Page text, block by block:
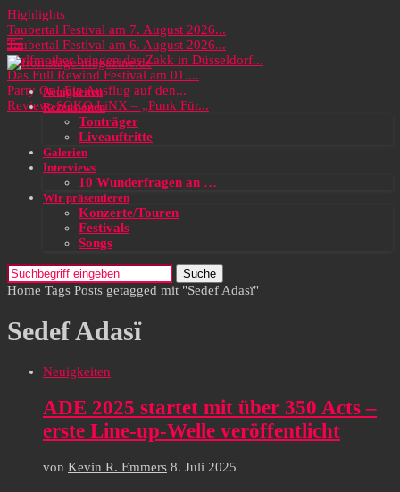
Highlights
Taubertal Festival am 7. August 2026...
Taubertal Festival am 6. August 2026...
Wolfmother bringen das Zakk in Düsseldorf...
Das Full Rewind Festival am 01....
Party On! Ein Ausflug auf den...
Review: SOKO LiNX – „Punk Für...
Neuigkeiten
Rezensionen
Tonträger
Liveauftritte
Galerien
Interviews
10 Wunderfragen an …
Wir präsentieren
Konzerte/Touren
Festivals
Songs
Suche
Home Tags Posts getagged mit "Sedef Adasï"
Sedef Adasï
Neuigkeiten
ADE 2025 startet mit über 350 Acts –
erste Line-up-Welle veröffentlicht
von Kevin R. Emmers 8. Juli 2025